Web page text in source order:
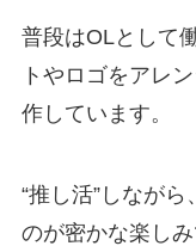
普段はOLとして
トやロゴをアレ
作しています。
“推し活”しなが
のが密かな楽し